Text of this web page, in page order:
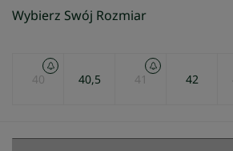
Wybierz Swój Rozmiar
40 40,5 41 42